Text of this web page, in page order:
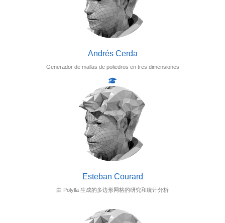
Andrés Cerda
Generador de mallas de poliedros en tres dimensiones
Esteban Courard
由 Polylla 生成的多边形网格的研究和统计分析